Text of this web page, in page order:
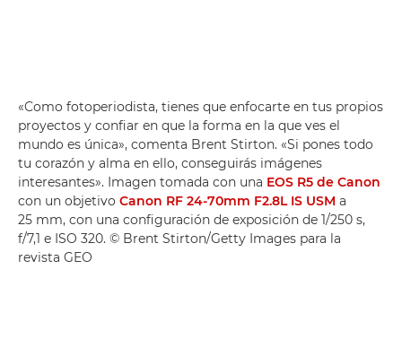
«Como fotoperiodista, tienes que enfocarte en tus propios
proyectos y confiar en que la forma en la que ves el
mundo es única», comenta Brent Stirton. «Si pones todo
tu corazón y alma en ello, conseguirás imágenes
interesantes». Imagen tomada con una EOS R5 de Canon
con un objetivo Canon RF 24-70mm F2.8L IS USM a
25 mm, con una configuración de exposición de 1/250 s,
f/7,1 e ISO 320. © Brent Stirton/Getty Images para la
revista GEO